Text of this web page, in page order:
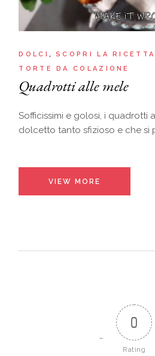
DOLCI
SCOPRI LA RICETTA
TORTE DA COLAZIONE
Quadrotti alle mele
Sofficissimi e golosi, i quadrotti
dolcetto tanto sfizioso e che si
VIEW MORE
0
Rating